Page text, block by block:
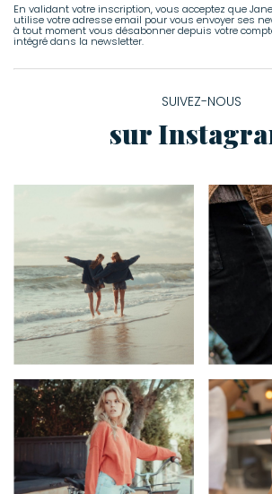
En validant votre inscription, vous acceptez que
utilise votre adresse email pour vous envoyer ses
à tout moment vous désabonner depuis votre
intégré dans la newsletter.
SUIVEZ-NOUS
sur